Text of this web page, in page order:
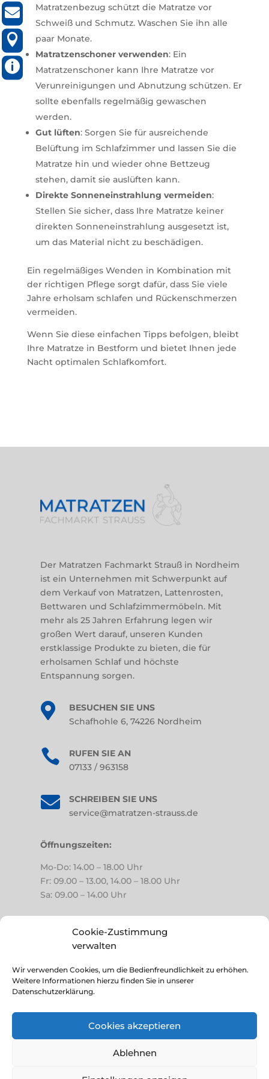
Cookie-Zustimmung
verwalten
Wir verwenden Cookies, um die Bedienfreundlichkeit zu erhöhen.
Weitere Informationen hierzu finden Sie in unserer
Datenschutzerklärung.
Cookies akzeptieren
Ablehnen
Matratzenbezug schützt die Matratze vor
Schweiß und Schmutz. Waschen Sie ihn alle
paar Monate.
Matratzenschoner verwenden: Ein
Matratzenschoner kann Ihre Matratze vor
Verunreinigungen und Abnutzung schützen. Er
sollte ebenfalls regelmäßig gewaschen
werden.
Gut lüften: Sorgen Sie für ausreichende
Belüftung im Schlafzimmer und lassen Sie die
Matratze hin und wieder ohne Bettzeug
stehen, damit sie auslüften kann.
Direkte Sonneneinstrahlung vermeiden:
Stellen Sie sicher, dass Ihre Matratze keiner
direkten Sonneneinstrahlung ausgesetzt ist,
um das Material nicht zu beschädigen.
Ein regelmäßiges Wenden in Kombination mit
der richtigen Pflege sorgt dafür, dass Sie viele
Jahre erholsam schlafen und Rückenschmerzen
vermeiden.
Wenn Sie diese einfachen Tipps befolgen, bleibt
Ihre Matratze in Bestform und bietet Ihnen jede
Nacht optimalen Schlafkomfort.
Der Matratzen Fachmarkt Strauß in Nordheim
ist ein Unternehmen mit Schwerpunkt auf
dem Verkauf von Matratzen, Lattenrosten,
Bettwaren und Schlafzimmermöbeln. Mit
mehr als 25 Jahren Erfahrung legen wir
großen Wert darauf, unseren Kunden
erstklassige Produkte zu bieten, die für
erholsamen Schlaf und höchste
Entspannung sorgen.

BESUCHEN SIE UNS
Schafhohle 6, 74226 Nordheim

RUFEN SIE AN
07133 / 963158

SCHREIBEN SIE UNS
service@matratzen-strauss.de
Öffnungszeiten:
Mo-Do: 14.00 – 18.00 Uhr
Fr: 09.00 – 13.00, 14.00 – 18.00 Uhr
Sa: 09.00 – 14.00 Uhr
Impressum
Datenschutz
Rechtliche Hinweise
© 2025 Matratzen Fachmarkt Strauß
963158

SERVICE@MATRATZEN-

SCHAFHOHLE
NORDHEIM

DO:
14.00
18.00
FR:
09.00
13.00,
14.00
18.00
SA:
09.00
14.00